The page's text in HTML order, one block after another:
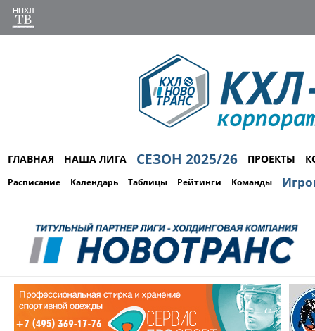
ГЛАВНАЯ НАША ЛИГА СЕЗОН 2025/26 ПРОЕКТЫ
Расписание Календарь Таблицы Рейтинги Команды